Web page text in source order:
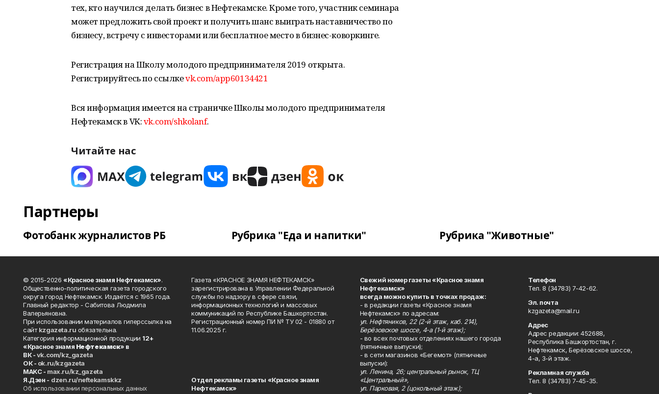
тех, кто научился делать бизнес в Нефтекамске. Кроме того, участник семинара
может предложить свой проект и получить шанс выиграть наставничество по
бизнесу, встречу с инвесторами или бесплатное место в бизнес-коворкинге.
Регистрация на Школу молодого предпринимателя 2019 открыта.
Регистрируйтесь по ссылкеvk.com/app60134421
Вся информация имеется на страничке Школы молодого предпринимателя
Нефтекамск в VK:vk.com/shkolanf.
Читайте нас
Партнеры
Фотобанк журналистов РБ Рубрика "Еда и напитки" Рубрика "Животные"
© 2015-2026 «Красное знамя Нефтекамск».
Общественно-политическая газета городского
округа город Нефтекамск. Издаётся с 1965 года.
Главный редактор - Сабитова Людмила
Валерьяновна.
При использовании материалов гиперссылка на
сайтkzgazeta.ru обязательна.
Категория информационной продукции 12+
«Красное знамя Нефтекамск» в
ВК -vk.com/kz_gazeta
ОК - ok.ru/kzgazeta
MAKC - max.ru/kz_gazeta
Я.Дзен - dzen.ru/neftekamskkz
Об использовании персональных данных
Газета «КРАСНОЕ ЗНАМЯ НЕФТЕКАМСК»
зарегистрирована в Управлении Федеральной
службы по надзору в сфере связи,
информационных технологий и массовых
коммуникаций по Республике Башкортостан.
Регистрационный номер ПИ № ТУ 02 - 01880 от
11.06.2025 г.
Отдел рекламы газеты «Красное знамя
Нефтекамск»
Свежий номер газеты «Красное знамя
Нефтекамск»
всегда можно купить в точках продаж:
- в редакции газеты «Красное знамя
Нефтекамск» по адресам:
ул. Нефтяников, 22 (2-й этаж, каб. 214),
Берёзовское шоссе, 4-а (1-й этаж);
- во всех почтовых отделениях нашего города
(пятничные выпуски);
- в сети магазинов «Бегемот» (пятничные
выпуски):
ул. Ленина, 26; центральный рынок, ТЦ
«Центральный»,
ул. Парковая, 2 (цокольный этаж);
Телефон
Тел. 8 (34783) 7-42-62.
Эл. почта
kzgazeta@mail.ru
Адрес
Адрес редакции: 452688,
Республика Башкортостан, г.
Нефтекамск, Берёзовское шоссе,
4-а, 3-й этаж.
Рекламная служба
Тел. 8 (34783) 7-45-35.